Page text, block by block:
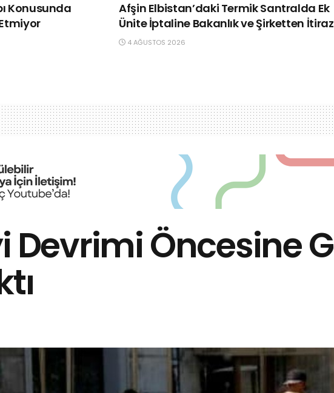
Konusunda
Afşin Elbistan’daki Termik Santralda Ek
Ünite İptaline Bakanlık ve Şirketten İtiraz
4 AĞUSTOS 2026
Devrimi Öncesine